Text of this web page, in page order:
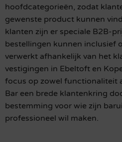
hoofdcategorieën, zodat
gewenste product kunnen
klanten zijn er speciale B2B-
bestellingen kunnen inclusief
verwerkt afhankelijk van het
vestigingen in Ebeltoft en
focus op zowel functionaliteit
Bar een brede klantenkring
bestemming voor wie zijn
professioneel wil maken.